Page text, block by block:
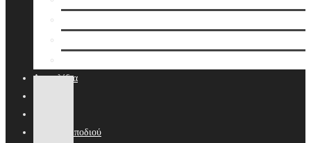
Δαχτυλίδια
Αλυσίδες ποδιού